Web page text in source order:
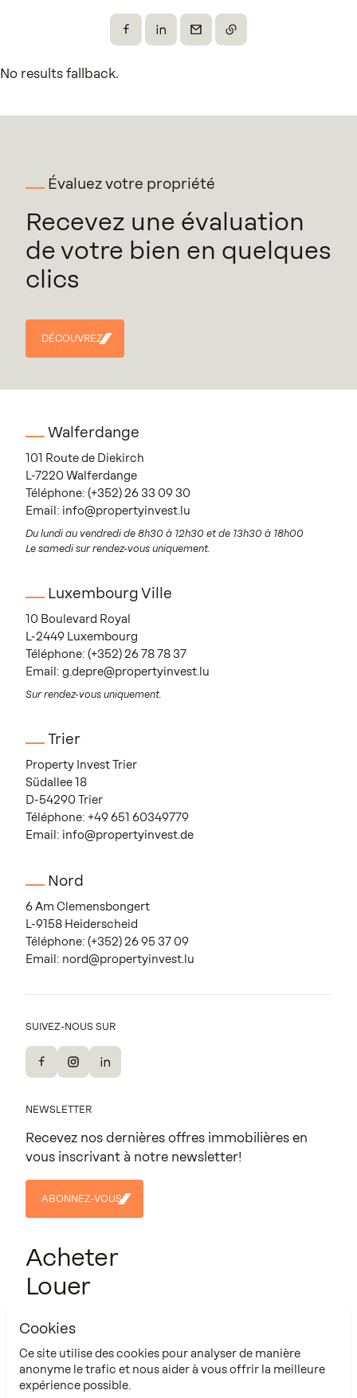
Cookies
Ce site utilise des cookies pour analyser de manière
anonyme le trafic et nous aider à vous offrir la meilleure
expérience possible.
Partager sur Facebook
Partager sur X
Envoyer par e-mail
Copier le lien
No results fallback.
Évaluez votre propriété
Recevez une évaluation
de votre bien en quelques
clics
DÉCOUVREZ
DÉCOUVREZ
Walferdange
101 Route de Diekirch
L-7220 Walferdange
Téléphone: (+352) 26 33 09 30
Email: info@propertyinvest.lu
Du lundi au vendredi de 8h30 à 12h30 et de 13h30 à 18h00
Le samedi sur rendez-vous uniquement.
Luxembourg Ville
10 Boulevard Royal
L-2449 Luxembourg
Téléphone: (+352) 26 78 78 37
Email: g.depre@propertyinvest.lu
Sur rendez-vous uniquement.
Trier
Property Invest Trier
Südallee 18
D-54290 Trier
Téléphone: +49 651 60349779
Email: info@propertyinvest.de
Nord
6 Am Clemensbongert
L-9158 Heiderscheid
Téléphone: (+352) 26 95 37 09
Email: nord@propertyinvest.lu
SUIVEZ-NOUS SUR
FacebookInstagram
LinkedIn
NEWSLETTER
Recevez nos dernières offres immobilières en
vous inscrivant à notre newsletter!
ABONNEZ-VOUS
ABONNEZ-
Acheter
Louer
Projets
Contact
À propos